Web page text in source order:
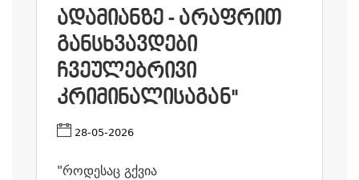
ᲐᲓᲐᲛᲘᲐᲜᲖᲔ - ᲐᲠᲐᲤᲠᲘᲗ
ᲒᲐᲜᲡᲮᲕᲐᲕᲓᲔᲑᲘ
ᲩᲕᲔᲣᲚᲔᲑᲠᲘᲕᲘ
ᲙᲠᲘᲛᲘᲜᲐᲚᲘᲡᲐᲒᲐᲜ"
28-05-2026
"როდესაც გქვია